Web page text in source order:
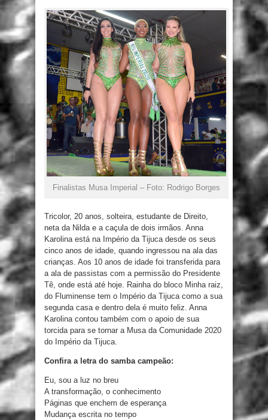
Finalistas Musa Imperial – Foto: Rodrigo Borges
Tricolor, 20 anos, solteira, estudante de Direito,
neta da Nilda e a caçula de dois irmãos. Anna
Karolina está na Império da Tijuca desde os seus
cinco anos de idade, quando ingressou na ala das
crianças. Aos 10 anos de idade foi transferida para
a ala de passistas com a permissão do Presidente
Tê, onde está até hoje. Rainha do bloco Minha raiz,
do Fluminense tem o Império da Tijuca como a sua
segunda casa e dentro dela é muito feliz. Anna
Karolina contou também com o apoio de sua
torcida para se tornar a Musa da Comunidade 2020
do Império da Tijuca.
Confira a letra do samba campeão:
Eu, sou a luz no breu
A transformação, o conhecimento
Páginas que enchem de esperança
Mudança escrita no tempo